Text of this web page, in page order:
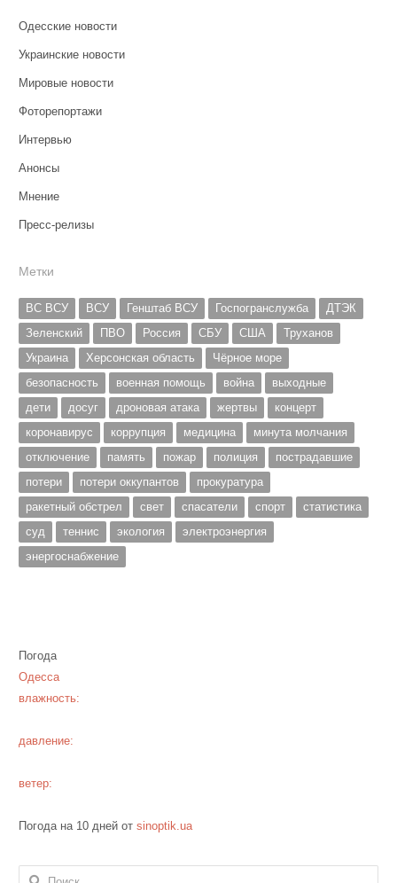
Одесские новости
Украинские новости
Мировые новости
Фоторепортажи
Интервью
Анонсы
Мнение
Пресс-релизы
Метки
ВС ВСУ ВСУ Генштаб ВСУ Госпогранслужба
ДТЭК
Зеленский
ПВО Россия СБУ США
Труханов
Украина
Херсонская область
Чёрное море
безопасность
военная помощь война
выходные
дети
досуг дроновая атака жертвы
концерт
коронавирус
коррупция медицина
минута молчания
отключение
память пожар полиция
пострадавшие
потери
потери оккупантов
прокуратура
ракетный обстрел
свет спасатели спорт
статистика
суд
теннис экология
электроэнергия
энергоснабжение
Погода
Одесса
влажность:
давление:
ветер:
Погода на 10 дней от sinoptik.ua
Найти: